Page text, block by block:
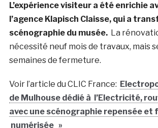
L’expérience visiteur a été enrichie
l’agence Klapisch Claisse, qui a
scénographie du musée.La
nécessité neuf mois de travaux, mais
semaines de fermeture.
Voir l’article du CLIC France:
de Mulhouse dédié à l’Electricité,
avec une scénographie repensée et
numérisée »